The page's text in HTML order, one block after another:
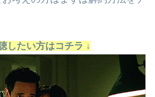
したい方はコチラ ↓